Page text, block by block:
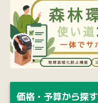
価格・予算から探す